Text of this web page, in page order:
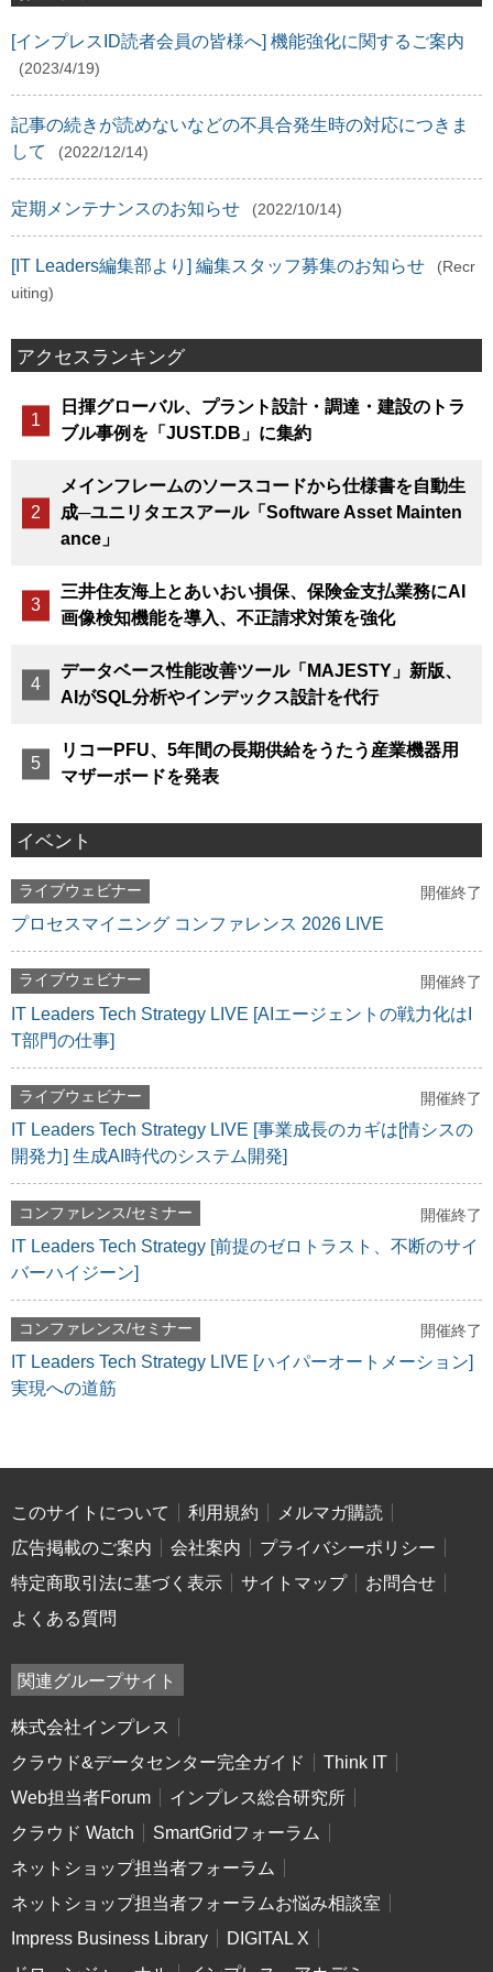
[インプレスID読者会員の皆様へ] 機能強化に関するご案内
(2023/4/19)
記事の続きが読めないなどの不具合発生時の対応につきま
して
(2022/12/14)
定期メンテナンスのお知らせ (2022/10/14)
[IT Leaders編集部より] 編集スタッフ募集のお知らせ
(Recr
uiting)
アクセスランキング
日揮グローバル、プラント設計・調達・建設のトラ
ブル事例を「JUST.DB」に集約
メインフレームのソースコードから仕様書を自動生
成─ユニリタエスアール「Software Asset Mainten
ance」
三井住友海上とあいおい損保、保険金支払業務にAI
画像検知機能を導入、不正請求対策を強化
データベース性能改善ツール「MAJESTY」新版、
AIがSQL分析やインデックス設計を代行
リコーPFU、5年間の長期供給をうたう産業機器用
マザーボードを発表
イベント
ライブウェビナー 開催終了
プロセスマイニング コンファレンス 2026 LIVE
ライブウェビナー 開催終了
IT Leaders Tech Strategy LIVE [AIエージェントの戦力化はI
T部門の仕事]
ライブウェビナー 開催終了
IT Leaders Tech Strategy LIVE [事業成長のカギは[情シスの
開発力] 生成AI時代のシステム開発]
コンファレンス/セミナー 開催終了
IT Leaders Tech Strategy [前提のゼロトラスト、不断のサイ
バーハイジーン]
コンファレンス/セミナー 開催終了
IT Leaders Tech Strategy LIVE [ハイパーオートメーション]
実現への道筋
このサイトについて 利用規約
メルマガ購読
広告掲載のご案内
会社案内
プライバシーポリシー
特定商取引法に基づく表示
サイトマップ
お問合せ
よくある質問
関連グループサイト
株式会社インプレス
クラウド&データセンター完全ガイド
Think IT
Web担当者Forum
インプレス総合研究所
クラウド Watch
SmartGridフォーラム
ネットショップ担当者フォーラム
ネットショップ担当者フォーラムお悩み相談室
Impress Business Library
DIGITAL X